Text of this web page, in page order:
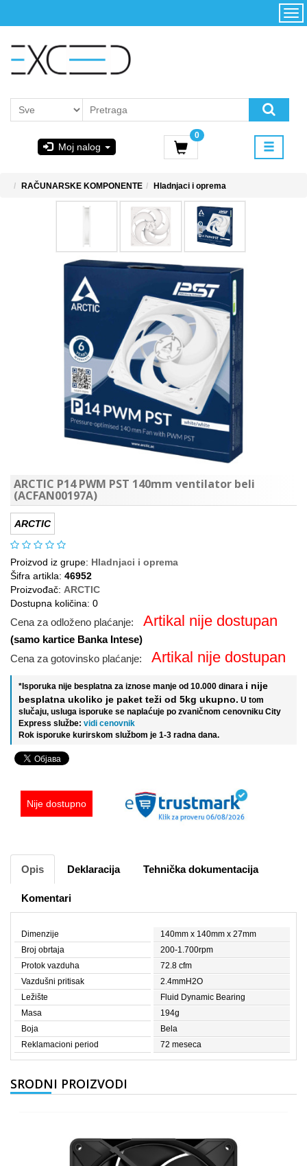
Moj nalog
0
Početna
korišćenja i
& STEAM
PoweredByAsus
RAČUNARSKE KOMPONENTE Hladnjaci i oprema
ARCTIC P14 PWM PST 140mm ventilator beli
(ACFAN00197A)
ARCTIC
Proizvod iz grupe: Hladnjaci i oprema
Šifra artikla: 46952
Proizvođač: ARCTIC
Dostupna količina: 0
Cena za odloženo plaćanje: Artikal nije dostupan
(samo kartice Banka Intese)
Cena za gotovinsko plaćanje:
Artikal nije dostupan
*Isporuka nije besplatna za iznose manje od 10.000 dinara i nije
besplatna ukoliko je paket teži od 5kg ukupno. U tom
slučaju, usluga isporuke se naplaćuje po zvaničnom cenovniku City
Express službe: vidi cenovnik
Rok isporuke kurirskom službom je 1-3 radna dana.
Nije dostupno
Opis Deklaracija Tehnička dokumentacija
Komentari
Dimenzije
140mm x 140mm x 27mm
Broj obrtaja
200-1.700rpm
Protok vazduha
72.8 cfm
Vazdušni pritisak
2.4mmH2O
Ležište
Fluid Dynamic Bearing
Masa
194g
Boja
Bela
Reklamacioni period
72 meseca
SRODNI PROIZVODI